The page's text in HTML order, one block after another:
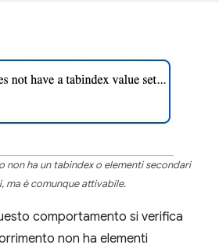
non ha un tabindex o elementi secondari
ma è comunque attivabile.
comportamento si verifica
non ha elementi